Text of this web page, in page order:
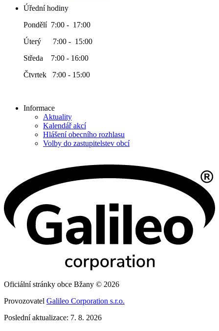
Úřední hodiny
Pondělí 7:00 - 17:00
Úterý 7:00 - 15:00
Středa 7:00 - 16:00
Čtvrtek 7:00 - 15:00
Informace
Aktuality
Kalendář akcí
Hlášení obecního rozhlasu
Volby do zastupitelstev obcí
Oficiální stránky obce Bžany © 2026
Provozovatel Galileo Corporation s.r.o.
Poslední aktualizace: 7. 8. 2026